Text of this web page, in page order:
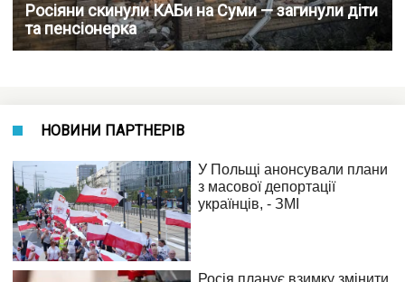
Росіяни скинули КАБи на Суми — загинули діти
та пенсіонерка
НОВИНИ ПАРТНЕРІВ